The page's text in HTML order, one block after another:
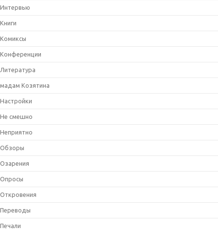
Интервью
Книги
Комиксы
Конференции
Литература
мадам Козятина
Настройки
Не смешно
Неприятно
Обзоры
Озарения
Опросы
Откровения
Переводы
Печали